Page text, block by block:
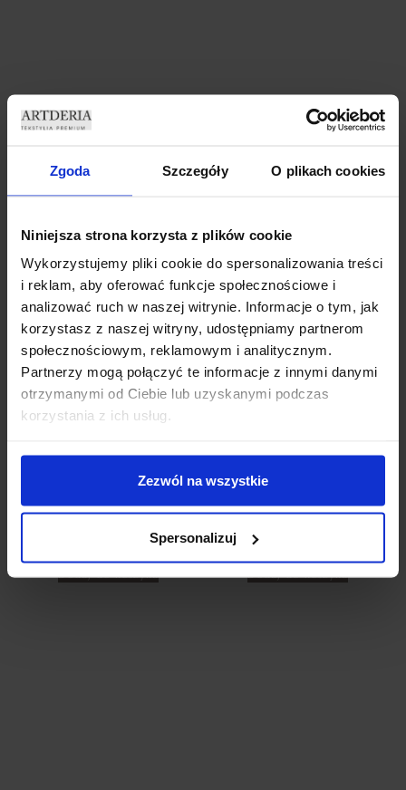
Zgoda Szczegóły O plikach cookies
Niniejsza strona korzysta z plików cookie
Wykorzystujemy pliki cookie do spersonalizowania treści
i reklam, aby oferować funkcje społecznościowe i
analizować ruch w naszej witrynie. Informacje o tym, jak
korzystasz z naszej witryny, udostępniamy partnerom
społecznościowym, reklamowym i analitycznym.
Partnerzy mogą połączyć te informacje z innymi danymi
otrzymanymi od Ciebie lub uzyskanymi podczas
korzystania z ich usług.
Zezwól na wszystkie
Spersonalizuj
ZASŁONY WELUROWE
MARMUR 140×250 CM
zł
Dodaj do koszyka
ZASŁONY WELUROWE MODEL
METOR Z KRYSZTAŁKAMI
69,99
Dodaj do koszyka
ZASŁONY WELUROWE METOR
SILVER ZASŁONY
ZASŁONY WELUROWE MODEL
CYRKONIE 140×270 BABY